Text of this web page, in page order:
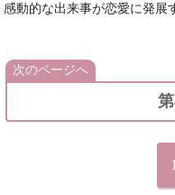
感動的な出来事が恋愛に発展
次のページへ
1